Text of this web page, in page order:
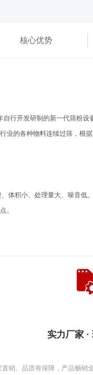
核心优势
行开发研制的新一代筛粉设
业的各种物料连续过筛，根
体积小、处理量大、噪音低
。
实力厂家
直销、品质有保障，产品畅销